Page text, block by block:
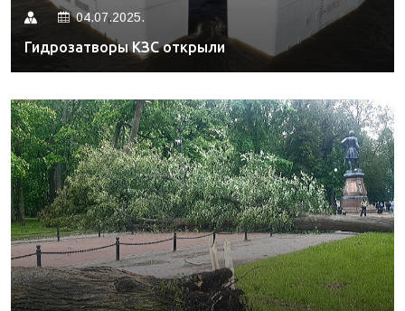
04.07.2025.
Гидрозатворы КЗС открыли